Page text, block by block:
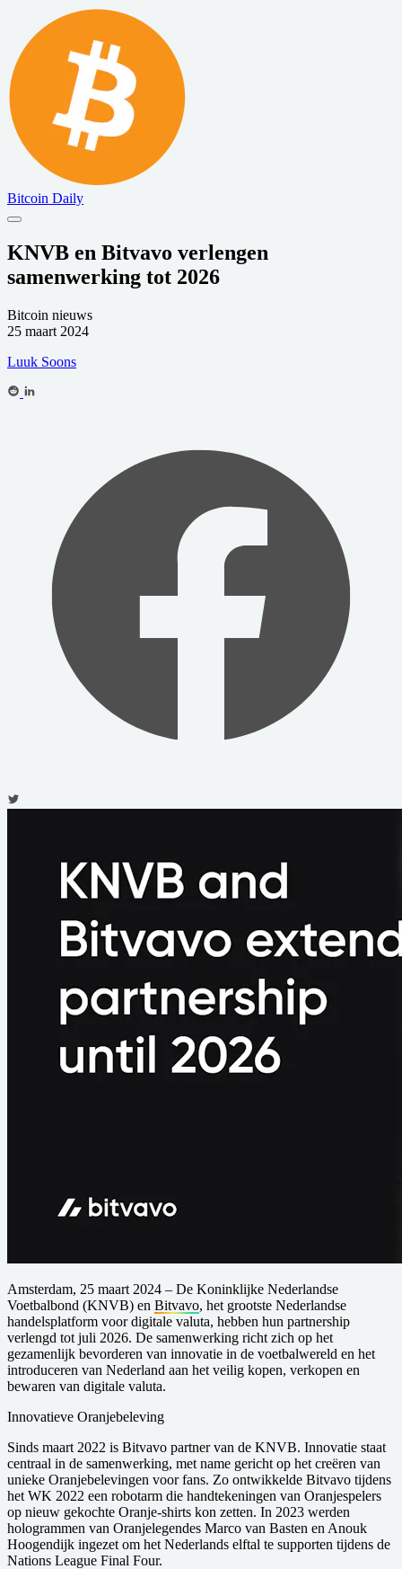
Bitcoin Daily
KNVB en Bitvavo verlengen
samenwerking tot 2026
Bitcoin nieuws
25 maart 2024
Luuk Soons
Amsterdam, 25 maart 2024 – De Koninklijke Nederlandse
Voetbalbond (KNVB) en Bitvavo, het grootste Nederlandse
handelsplatform voor digitale valuta, hebben hun partnership
verlengd tot juli 2026. De samenwerking richt zich op het
gezamenlijk bevorderen van innovatie in de voetbalwereld en het
introduceren van Nederland aan het veilig kopen, verkopen en
bewaren van digitale valuta.
Innovatieve Oranjebeleving
Sinds maart 2022 is Bitvavo partner van de KNVB. Innovatie staat
centraal in de samenwerking, met name gericht op het creëren van
unieke Oranjebelevingen voor fans. Zo ontwikkelde Bitvavo tijdens
het WK 2022 een robotarm die handtekeningen van Oranjespelers
op nieuw gekochte Oranje-shirts kon zetten. In 2023 werden
hologrammen van Oranjelegendes Marco van Basten en Anouk
Hoogendijk ingezet om het Nederlands elftal te supporten tijdens de
Nations League Final Four.